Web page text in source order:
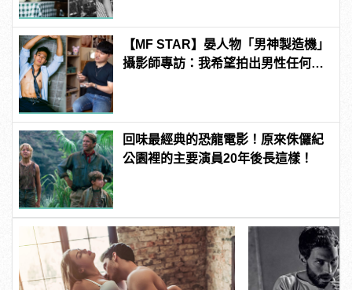
【MF STAR】晏人物「男神製造機」
攝影師專訪：我希望拍出男性任何尺
回味最經典的恐龍電影！原來侏儸紀
公園裡的主要演員20年後長這樣！